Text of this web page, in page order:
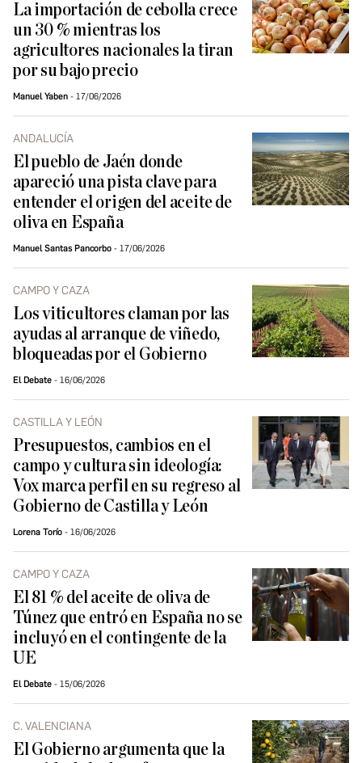
La importación de cebolla crece
un 30 % mientras los
agricultores nacionales la tiran
por su bajo precio
Manuel Yaben 17/06/2026
ANDALUCÍA
El pueblo de Jaén donde
apareció una pista clave para
entender el origen del aceite de
oliva en España
Manuel Santas Pancorbo 17/06/2026
CAMPO Y CAZA
Los viticultores claman por las
ayudas al arranque de viñedo,
bloqueadas por el Gobierno
El Debate 16/06/2026
CASTILLA Y LEÓN
Presupuestos, cambios en el
campo y cultura sin ideología:
Vox marca perfil en su regreso al
Gobierno de Castilla y León
Lorena Torío 16/06/2026
CAMPO Y CAZA
El 81 % del aceite de oliva de
Túnez que entró en España no se
incluyó en el contingente de la
UE
El Debate 15/06/2026
C. VALENCIANA
El Gobierno argumenta que la